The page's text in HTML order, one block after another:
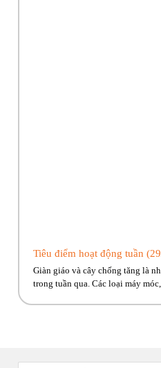
Tiêu điểm hoạt động tuần
Giàn giáo và cây chống tăng là
trong tuần qua. Các loại máy